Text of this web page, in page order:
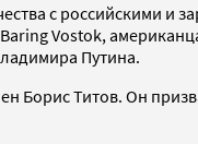
с российскими
Vostok,
Путина.
Борис Титов. Он